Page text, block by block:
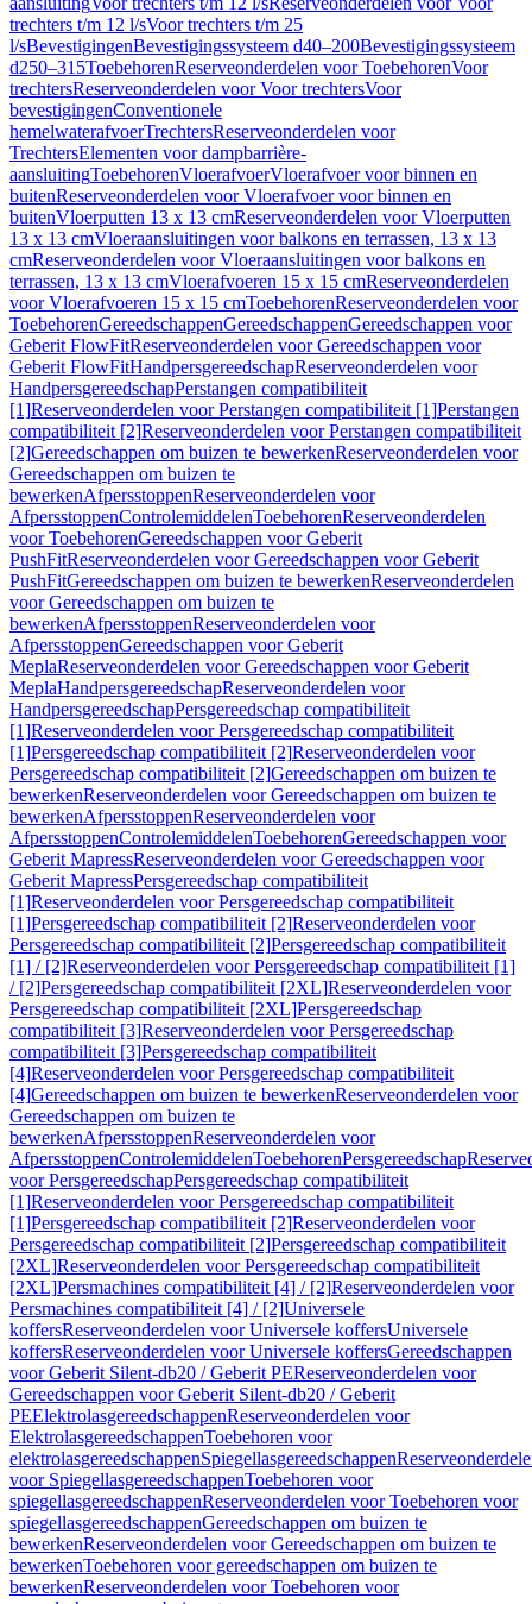
trechters t/m 12 l/sVoor trechters t/m 25
l/sBevestigingenBevestigingssysteem d40–200Bevestigingssysteem
d250–315ToebehorenReserveonderdelen voor ToebehorenVoor
trechtersReserveonderdelen voor Voor trechtersVoor
bevestigingenConventionele
hemelwaterafvoerTrechtersReserveonderdelen voor
TrechtersElementen voor dampbarrière-
aansluitingToebehorenVloerafvoerVloerafvoer voor binnen en
buitenReserveonderdelen voor Vloerafvoer voor binnen en
buitenVloerputten 13 x 13 cmReserveonderdelen voor Vloerputten
13 x 13 cmVloeraansluitingen voor balkons en terrassen, 13 x 13
cmReserveonderdelen voor Vloeraansluitingen voor balkons en
terrassen, 13 x 13 cmVloerafvoeren 15 x 15 cmReserveonderdelen
voor Vloerafvoeren 15 x 15 cmToebehorenReserveonderdelen voor
ToebehorenGereedschappenGereedschappenGereedschappen voor
Geberit FlowFitReserveonderdelen voor Gereedschappen voor
Geberit FlowFitHandpersgereedschapReserveonderdelen voor
HandpersgereedschapPerstangen compatibiliteit
[1]Reserveonderdelen voor Perstangen compatibiliteit [1]Perstangen
compatibiliteit [2]Reserveonderdelen voor Perstangen compatibiliteit
[2]Gereedschappen om buizen te bewerkenReserveonderdelen voor
Gereedschappen om buizen te
bewerkenAfpersstoppenReserveonderdelen voor
AfpersstoppenControlemiddelenToebehorenReserveonderdelen
voor ToebehorenGereedschappen voor Geberit
PushFitReserveonderdelen voor Gereedschappen voor Geberit
PushFitGereedschappen om buizen te bewerkenReserveonderdelen
voor Gereedschappen om buizen te
bewerkenAfpersstoppenReserveonderdelen voor
AfpersstoppenGereedschappen voor Geberit
MeplaReserveonderdelen voor Gereedschappen voor Geberit
MeplaHandpersgereedschapReserveonderdelen voor
HandpersgereedschapPersgereedschap compatibiliteit
[1]Reserveonderdelen voor Persgereedschap compatibiliteit
[1]Persgereedschap compatibiliteit [2]Reserveonderdelen voor
Persgereedschap compatibiliteit [2]Gereedschappen om buizen te
bewerkenReserveonderdelen voor Gereedschappen om buizen te
bewerkenAfpersstoppenReserveonderdelen voor
AfpersstoppenControlemiddelenToebehorenGereedschappen voor
Geberit MapressReserveonderdelen voor Gereedschappen voor
Geberit MapressPersgereedschap compatibiliteit
[1]Reserveonderdelen voor Persgereedschap compatibiliteit
[1]Persgereedschap compatibiliteit [2]Reserveonderdelen voor
Persgereedschap compatibiliteit [2]Persgereedschap compatibiliteit
[1] / [2]Reserveonderdelen voor Persgereedschap compatibiliteit [1]
/ [2]Persgereedschap compatibiliteit [2XL]Reserveonderdelen voor
Persgereedschap compatibiliteit [2XL]Persgereedschap
compatibiliteit [3]Reserveonderdelen voor Persgereedschap
compatibiliteit [3]Persgereedschap compatibiliteit
[4]Reserveonderdelen voor Persgereedschap compatibiliteit
[4]Gereedschappen om buizen te bewerkenReserveonderdelen voor
Gereedschappen om buizen te
bewerkenAfpersstoppenReserveonderdelen voor
AfpersstoppenControlemiddelenToebehorenPersgereedschap
voor PersgereedschapPersgereedschap compatibiliteit
[1]Reserveonderdelen voor Persgereedschap compatibiliteit
[1]Persgereedschap compatibiliteit [2]Reserveonderdelen voor
Persgereedschap compatibiliteit [2]Persgereedschap compatibiliteit
[2XL]Reserveonderdelen voor Persgereedschap compatibiliteit
[2XL]Persmachines compatibiliteit [4] / [2]Reserveonderdelen voor
Persmachines compatibiliteit [4] / [2]Universele
koffersReserveonderdelen voor Universele koffersUniversele
koffersReserveonderdelen voor Universele koffersGereedschappen
voor Geberit Silent-db20 / Geberit PEReserveonderdelen voor
Gereedschappen voor Geberit Silent-db20 / Geberit
PEElektrolasgereedschappenReserveonderdelen voor
ElektrolasgereedschappenToebehoren voor
elektrolasgereedschappenSpiegellasgereedschappen
voor SpiegellasgereedschappenToebehoren voor
spiegellasgereedschappenReserveonderdelen voor Toebehoren voor
spiegellasgereedschappenGereedschappen om buizen te
bewerkenReserveonderdelen voor Gereedschappen om buizen te
bewerkenToebehoren voor gereedschappen om buizen te
bewerkenReserveonderdelen voor Toebehoren voor